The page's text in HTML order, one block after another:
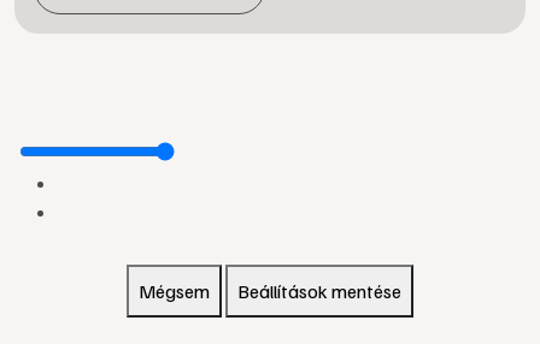
Mégsem Beállítások mentése